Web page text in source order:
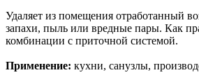
Удаляет из помещения отработанный
запахи, пыль или вредные пары. Как
комбинации с приточной системой.
Применение: кухни, санузлы,